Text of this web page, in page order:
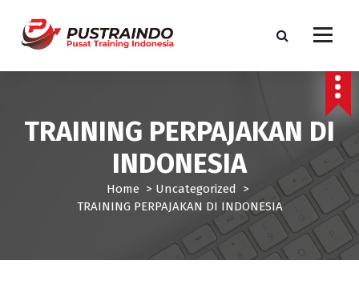
TRAINING PERPAJAKAN DI
INDONESIA
Home > Uncategorized >
TRAINING PERPAJAKAN DI INDONESIA